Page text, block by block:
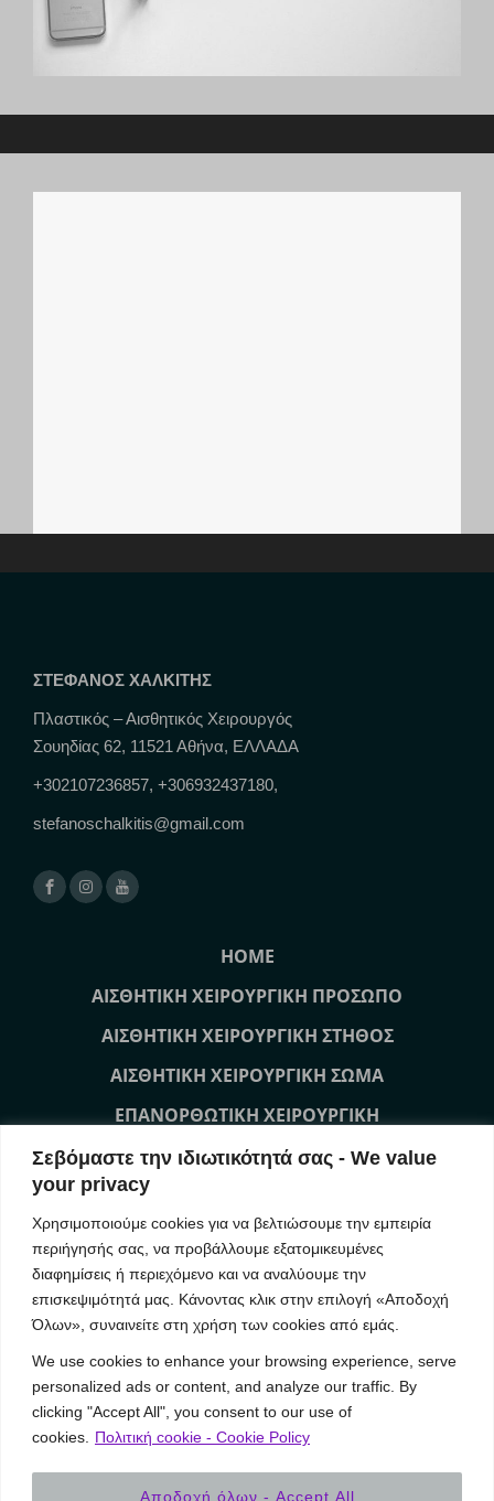
Σεβόμαστε την ιδιωτικότητά σας - We value
your privacy
Χρησιμοποιούμε cookies για να βελτιώσουμε την εμπειρία
περιήγησής σας, να προβάλλουμε εξατομικευμένες
διαφημίσεις ή περιεχόμενο και να αναλύουμε την
επισκεψιμότητά μας. Κάνοντας κλικ στην επιλογή «Αποδοχή
Όλων», συναινείτε στη χρήση των cookies από εμάς.
We use cookies to enhance your browsing experience, serve
personalized ads or content, and analyze our traffic. By
clicking "Accept All", you consent to our use of
cookies.
Πολιτική cookie - Cookie Policy
Αποδοχή όλων - Accept All
ΣΤΕΦΑΝΟΣ ΧΑΛΚΙΤΗΣ
Πλαστικός – Αισθητικός Χειρουργός
Σουηδίας 62, 11521 Αθήνα, ΕΛΛΑΔΑ
+302107236857, +306932437180,
stefanoschalkitis@gmail.com
HOME
ΑΙΣΘΗΤΙΚΗ ΧΕΙΡΟΥΡΓΙΚΗ ΠΡΟΣΩΠΟ
ΑΙΣΘΗΤΙΚΗ ΧΕΙΡΟΥΡΓΙΚΗ ΣΤΗΘΟΣ
ΑΙΣΘΗΤΙΚΗ ΧΕΙΡΟΥΡΓΙΚΗ ΣΩΜΑ
ΕΠΑΝΟΡΘΩΤΙΚΗ ΧΕΙΡΟΥΡΓΙΚΗ
ΜΗ ΧΕΙΡΟΥΡΓΙΚΕΣ ΘΕΡΑΠΕΙΕΣ ΠΡΟΣΩΠΟ
ΜΗ ΧΕΙΡΟΥΡΓΙΚΕΣ ΘΕΡΑΠΕΙΕΣ ΣΩΜΑ
ΕΠΙΚΟΙΝΩΝΙΑ
Our News
(Ελληνικά) YVOIRE Symposium Athens
(Ελληνικά) IMCAS Annual World Congress 2019
(Ελληνικά) Συνέδριο MBN 2018 AestheticBreast Meeting